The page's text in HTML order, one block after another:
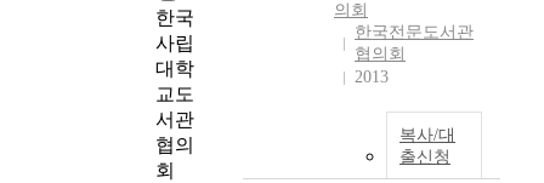
한국
사립
대학
교도
서관
협의
회
의회
한국전문도서관
협의회
2013
복사/대
출신청